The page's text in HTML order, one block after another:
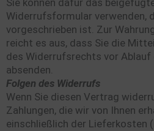
Widerrufsformular verwenden,
vorgeschrieben ist. Zur
reicht es aus, dass Sie die
des Widerrufsrechts vor
absenden.
Folgen des Widerrufs
Wenn Sie diesen Vertrag
Zahlungen, die wir von Ihnen
einschließlich der Lieferkosten